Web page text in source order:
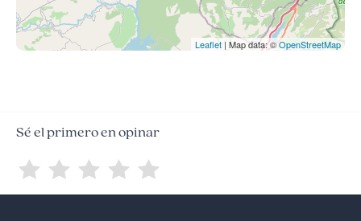
Leaflet | Map data: ©OpenStreetMap
Sé el primero en opinar